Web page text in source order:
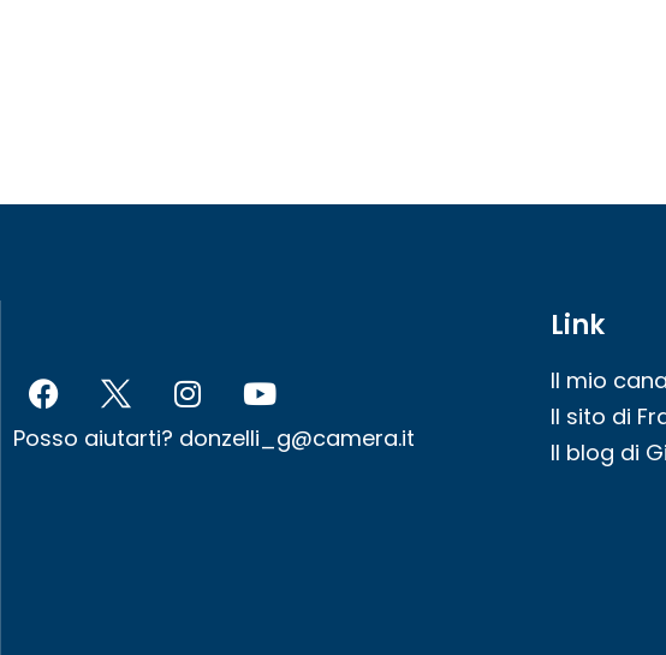
Posso aiutarti? donzelli_g@camera.it
Link
Il mio
Il sito di
Il blog di